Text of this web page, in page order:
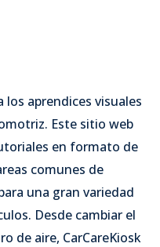
los aprendices visuales
Este sitio web
en formato de
comunes de
una gran variedad
Desde cambiar el
de aire, CarCareKiosk